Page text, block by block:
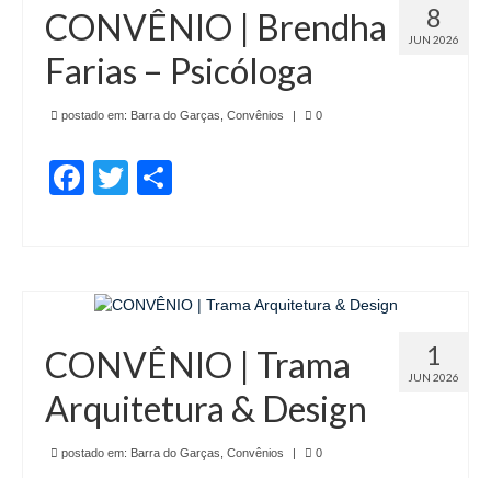
Histórico do Sistema Penitenciário do Estado
de Mato Grosso
Formulário de Requerimento Padrão Sindsppen
Tabela Salarial do Sistema Penitenciário
Filie-se
Notícias Gerais
Artigos
Esportes
8
JUN 2026
CONVÊNIO | Brendha
Farias – Psicóloga
postado em: Barra do Garças Convênios 0
Facebook
Twitter
1
JUN 2026
CONVÊNIO | Trama
Arquitetura & Design
postado em: Barra do Garças Convênios | 0